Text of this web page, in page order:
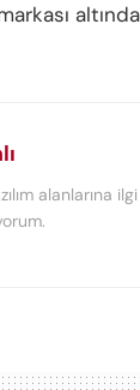
alanlarına